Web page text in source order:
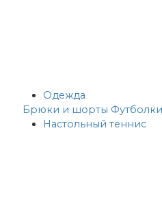
Одежда
Брюки и шорты
Настольный теннис